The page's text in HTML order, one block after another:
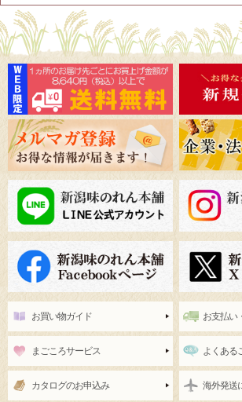
お買い物ガイド お支払い
まごころサービス よくある
カタログのお申込み 海外発送